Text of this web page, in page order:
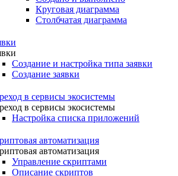
Круговая диаграмма
Столбчатая диаграмма
Создание и настройка типа заявки
Создание заявки
в сервисы экосистемы
в сервисы экосистемы
Настройка списка приложений
автоматизация
автоматизация
Управление скриптами
Описание скриптов